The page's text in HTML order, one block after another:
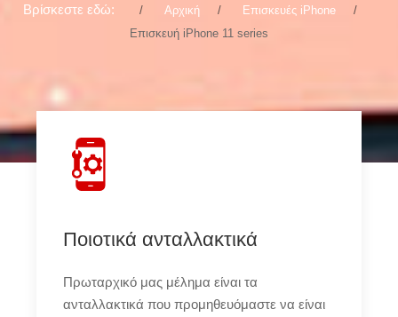
Βρίσκεστε εδώ: Αρχική
Επισκευές iPhone
Επισκευή iPhone 11 series
Ποιοτικά ανταλλακτικά
Πρωταρχικό μας μέλημα είναι τα
ανταλλακτικά που προμηθευόμαστε να είναι